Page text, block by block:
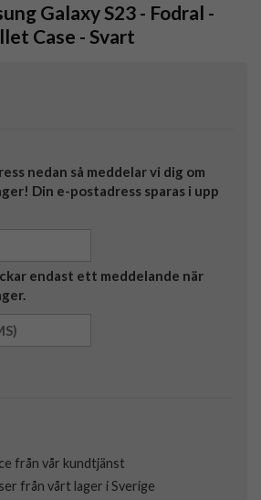
Galaxy S23 - Fodral -
Case - Svart
nedan så meddelar vi dig om
Din e-postadress sparas i upp
endast ett meddelande när
från vår kundtjänst
från vårt lager i Sverige